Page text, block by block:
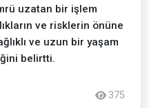
uzatan bir işlem
ve risklerin önüne
ve uzun bir yaşam
belirtti.
375